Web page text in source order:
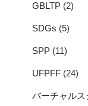
GBLTP (2)
SDGs (5)
SPP (11)
UFPFF (24)
バーチャルス